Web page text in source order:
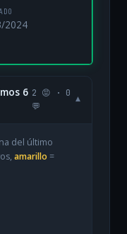
2024
6 2 😡 · 0
💬
▾
del último
amarillo =